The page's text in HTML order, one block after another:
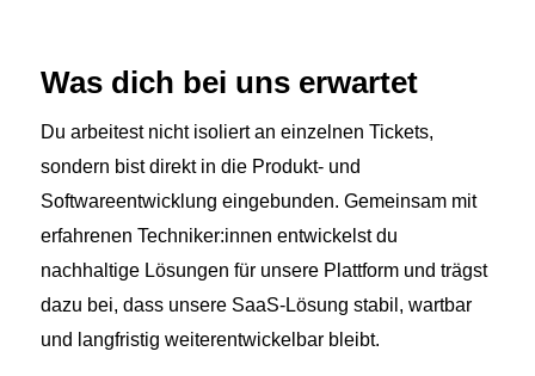
Was dich bei uns erwartet
Du arbeitest nicht isoliert an einzelnen Tickets,
sondern bist direkt in die Produkt- und
Softwareentwicklung eingebunden. Gemeinsam mit
erfahrenen Techniker:innen entwickelst du
nachhaltige Lösungen für unsere Plattform und trägst
dazu bei, dass unsere SaaS-Lösung stabil, wartbar
und langfristig weiterentwickelbar bleibt.